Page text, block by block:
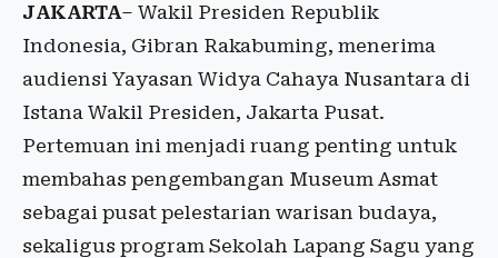
JAKARTA– Wakil Presiden Republik
Indonesia, Gibran Rakabuming, menerima
audiensi Yayasan Widya Cahaya Nusantara di
Istana Wakil Presiden, Jakarta Pusat.
Pertemuan ini menjadi ruang penting untuk
membahas pengembangan Museum Asmat
sebagai pusat pelestarian warisan budaya,
sekaligus program Sekolah Lapang Sagu yang